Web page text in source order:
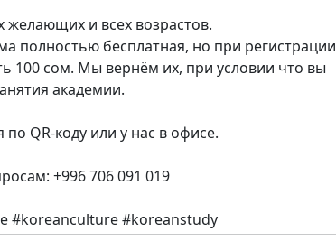
желающих и всех возрастов.
полностью бесплатная, но при регистрации
100 сом. Мы вернём их, при условии что вы
академии.
по QR-коду или у нас в офисе.
+996 706 091 019
#koreanculture #koreanstudy